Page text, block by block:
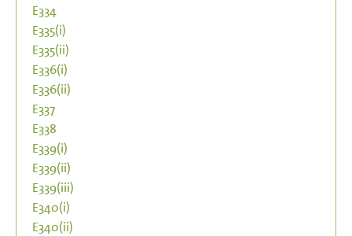
E334
E335(i)
E335(ii)
E336(i)
E336(ii)
E337
E338
E339(i)
E339(ii)
E339(iii)
E340(i)
E340(ii)